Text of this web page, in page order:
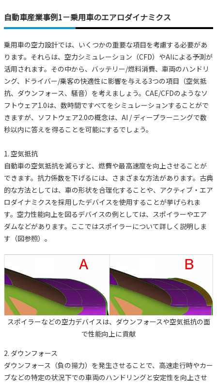
自動車産業事例1－乗用車のエアロダイナミクス
乗用車の空力設計では、いくつかの重要な項目を考慮する必要があ
ります。それらは、空力シミュレーション（CFD）やAIによる予測が
活用されます。その中から、バッテリー/燃料消費、車両のハンドリ
ング、ドライバー/乗客の快適性に影響を与える3つの項目（空気抵
抗、ダウンフォース、騒音）を考えましょう。CAE/CFDのようなソ
フトウェア1.0は、数時間ですべてをシミュレーションすることがで
きますが、ソフトウェア2.0の概念は、AI / ディープラーニングで数
秒以内に答えを得ることを可能にするでしょう。
1. 空気抵抗
自動車の空気抵抗を減らすと、燃費や最高速度を向上させることが
できます。抗力係数を下げるには、さまざまな方法があります。古典
的な方法としては、車の形状を合理化することや、アクティブ・エア
ロダイナミクスを採用したデバイスを使用することが挙げられま
す。空力性能向上を図るデバイスの例としては、スポイラーやエア
ダムなどがあります。ここではスポイラーについて詳しく説明しま
す（図参照）。
スポイラーなどの空力デバイスは、ダウンフォースや空気抵抗の面
で性能向上に貢献
2. ダウンフォース
ダウンフォース（負の揚力）を発生させることで、高速走行時やカー
ブなどの特定の状況下での車両のハンドリングと安定性を向上させ